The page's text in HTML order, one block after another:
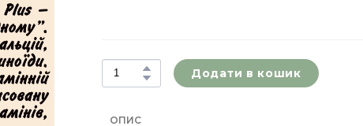
Додати в кошик
ОПИС